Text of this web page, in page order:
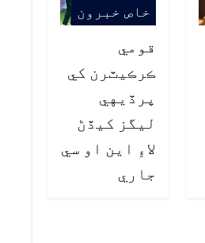
خاص خبرون
قومي
ڪرڪيٽرن کي
پرڏيهي
ليگز کيڏڻ
لاءِ اين او سي
جاري